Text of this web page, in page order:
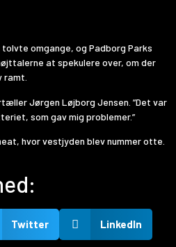
omgange, og Padborg Parks
at spekulere over, om der
ramt.
Jørgen Løjborg Jensen. ”Det var
som gav mig problemer.”
hvor vestjyden blev nummer otte.
Twitter LinkedIn